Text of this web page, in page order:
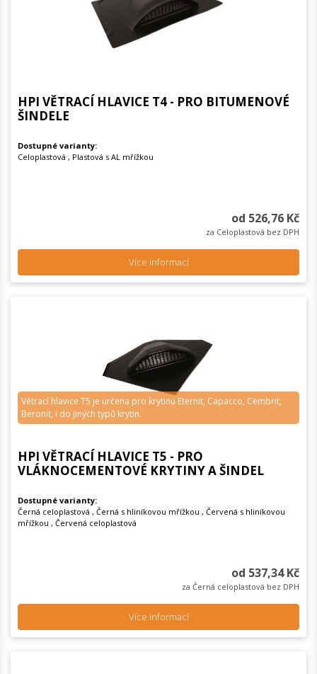
HPI VĚTRACÍ HLAVICE T4 - PRO BITUMENOVÉ
ŠINDELE
Dostupné varianty:
Celoplastová , Plastová s AL mřížkou
od 526,76 Kč
za Celoplastová bez DPH
Více informací
Větrací hlavice T5 je určena pro krytinu Eternit, Capacco, Cembrit,
Beronit, i do jiných typů krytin.
HPI VĚTRACÍ HLAVICE T5 - PRO
VLÁKNOCEMENTOVÉ KRYTINY A ŠINDEL
Dostupné varianty:
Černá celoplastová , Černá s hliníkovou mřížkou , Červená s hliníkovou
mřížkou , Červená celoplastová
od 537,34 Kč
za Černá celoplastová bez DPH
Více informací